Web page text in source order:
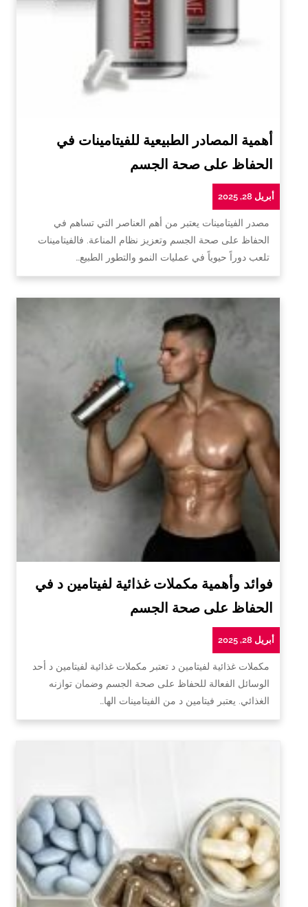
أهمية المصادر الطبيعية للفيتامينات في
الحفاظ على صحة الجسم
أبريل 28, 2025
مصدر الفيتامينات يعتبر من أهم العناصر التي تساهم في
الحفاظ على صحة الجسم وتعزيز نظام المناعة. فالفيتامينات
تلعب دوراً حيوياً في عمليات النمو والتطور الطبيع…
فوائد وأهمية مكملات غذائية لفيتامين د في
الحفاظ على صحة الجسم
أبريل 28, 2025
مكملات غذائية لفيتامين د تعتبر مكملات غذائية لفيتامين د أحد
الوسائل الفعالة للحفاظ على صحة الجسم وضمان توازنه
الغذائي. يعتبر فيتامين د من الفيتامينات الها…